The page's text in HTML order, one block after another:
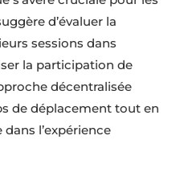
d’évaluer la
sessions dans
la participation de
décentralisée
de déplacement tout en
l’expérience